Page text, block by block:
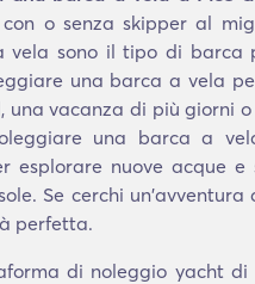
con o senza skipper al
vela sono il tipo di barca
una barca a vela
una vacanza di più giorni
una barca a
esplorare nuove acque e
Se cerchi un'avventura
perfetta.
di noleggio yacht di